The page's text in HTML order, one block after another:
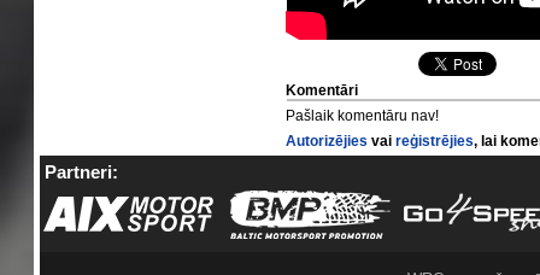
Komentāri
Pašlaik komentāru nav!
Autorizējies vaireģistrējies, lai
Partneri: